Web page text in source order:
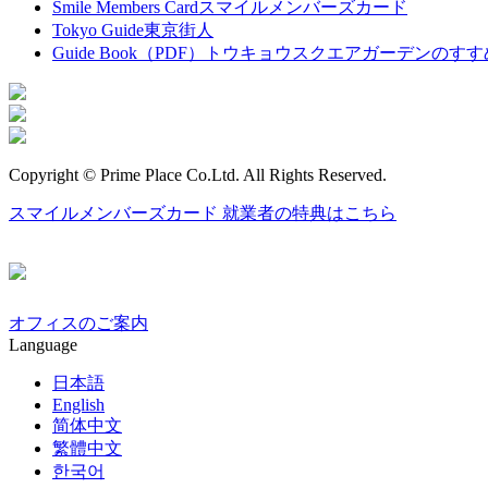
Smile Members Cardスマイルメンバーズカード
Tokyo Guide東京街人
Guide Book（PDF）
トウキョウスクエアガーデンのすす
Copyright © Prime Place Co.Ltd. All Rights Reserved.
スマイルメンバーズカード 就業者の特典はこちら
オフィスのご案内
Language
日本語
English
简体中文
繁體中文
한국어